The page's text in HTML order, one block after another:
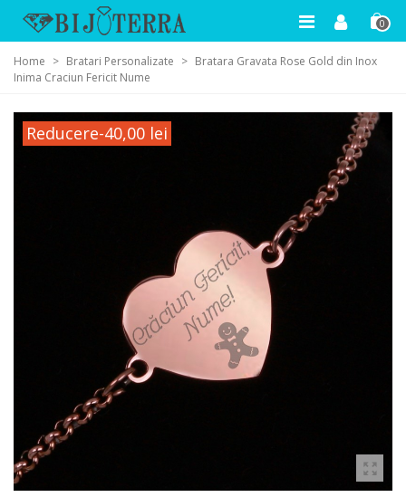
0
Home > Bratari Personalizate > Bratara Gravata Rose Gold din Inox
Inima Craciun Fericit Nume
Reducere-40,00 lei